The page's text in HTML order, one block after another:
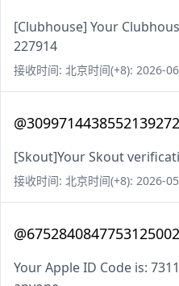
[Clubhouse] Your
227914
接收时间: 北京时间(+8): 2026-
[Skout]Your Skout
接收时间: 北京时间(+8): 2026-
Your Apple ID Code is: